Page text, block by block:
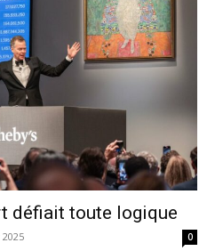
défiait toute logique
0